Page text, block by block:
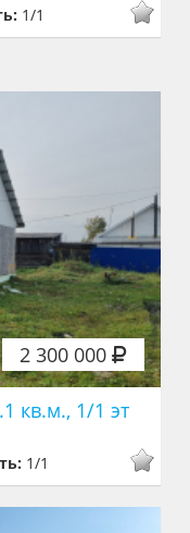
1/1
2 300 000
кв.м., 1/1 эт
1/1